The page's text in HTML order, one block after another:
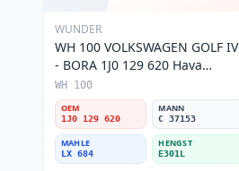
WUNDER
WH 100 VOLKSWAGEN GOLF IV
- BORA 1J0 129 620 Hava
Filtresi
WH 100
OEM
1J0 129 620
MANN
C 37153
MAHLE
LX 684
HENGST
E301L